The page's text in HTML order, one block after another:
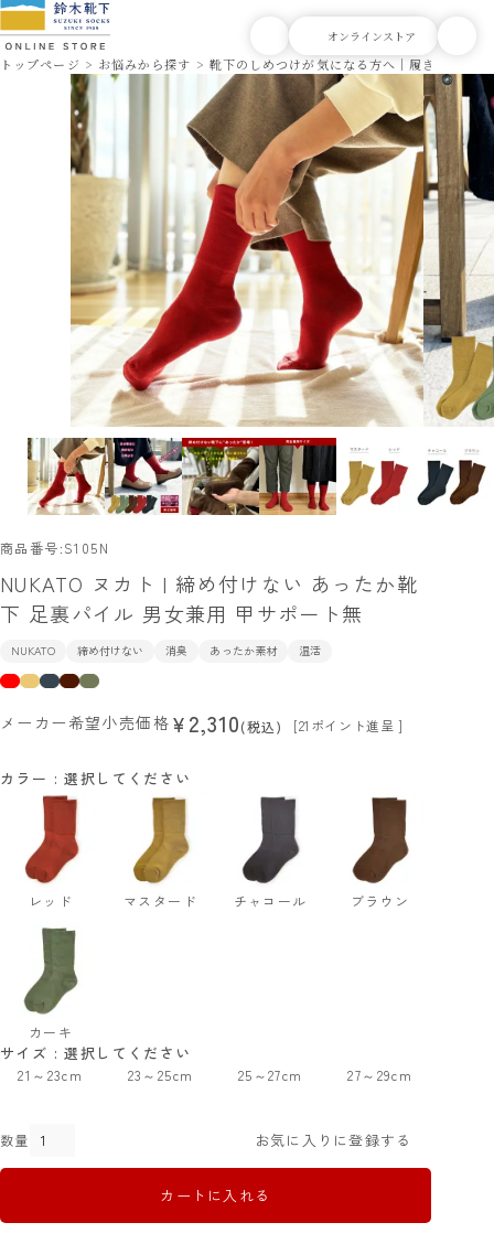
トップページ お悩みから探す 靴下のしめつけが気になる方へ｜履き口ゆった
商品番号 S105N
NUKATO ヌカト | 締め付けない あったか靴
下 足裏パイル 男女兼用 甲サポート無
NUKATO 締め付けない 消臭 あったか素材 温活
メーカー希望小売価格 ¥2,310 税込 [21 ポイント進呈 ]
サイズ 選択してください
21～23cm 23～25cm 25～27cm 27～29cm
カラー 選択してください
レッド マスタード チャコール ブラウン
カーキ
お気に入りに登録する
カートに入れる